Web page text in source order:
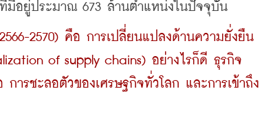
มีอยู่ประมาณ 673 ล้านตำแหน่งในปัจจุบัน
2570) คือ การเปลี่ยนแปลงด้านความยั่งยืน
of supply chains) อย่างไรก็ดี ธุรกิจ
ารชะลอตัวของเศรษฐกิจทั่วโลก และการเข้าถึง